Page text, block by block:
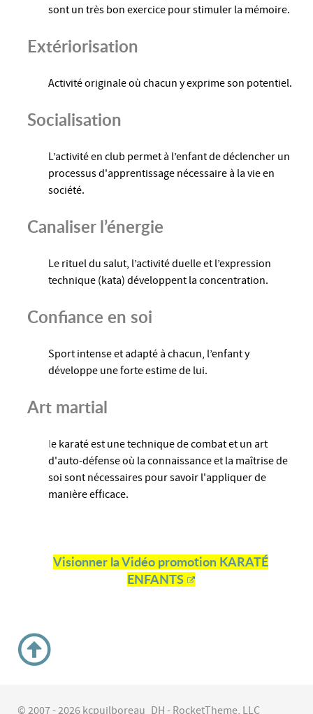
sont un très bon exercice pour stimuler la mémoire.
Extériorisation
Activité originale où chacun y exprime son potentiel.
Socialisation
L’activité en club permet à l’enfant de déclencher un
processus d'apprentissage nécessaire à la vie en
société.
Canaliser l’énergie
Le rituel du salut, l’activité duelle et l’expression
technique (kata) développent la concentration.
Confiance en soi
Sport intense et adapté à chacun, l’enfant y
développe une forte estime de lui.
Art martial
le karaté est une technique de combat et un art
d'auto-défense où la connaissance et la maîtrise de
soi sont nécessaires pour savoir l'appliquer de
manière efficace.
Visionner la Vidéo promotion KARATÉ
ENFANTS
© 2007 - 2026 kcpuilboreau_DH - RocketTheme, LLC